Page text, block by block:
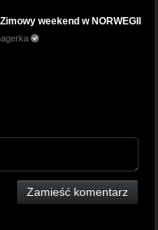
weekend w NORWEGII
Zamieść komentarz